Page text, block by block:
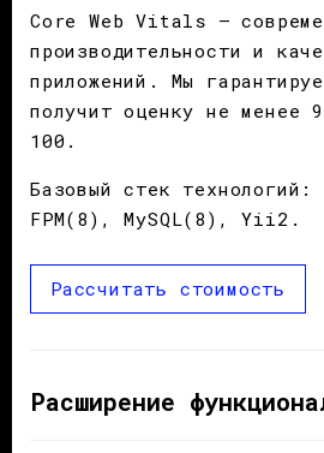
Core Web Vitals –
производительности и
приложений. Мы
получит оценку не менее
100.
Базовый стек
FPM(8), MySQL(8), Yii2.
Рассчитать стоимость
Расширение